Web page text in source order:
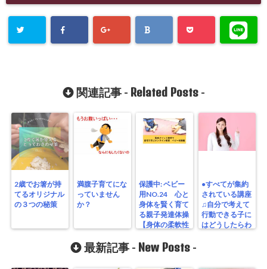
関連記事 - Related Posts-
2歳でお箸が持
てるオリジナル
の３つの秘策
満腹子育てにな
っていません
か？
保護中: ベビー
用NO.24 心と
身体を賢く育て
る親子発達体操
【身体の柔軟性
●すべてが集約
されている講座
♫自分で考えて
行動できる子に
はどうしたらわ
最新記事 - New Posts -